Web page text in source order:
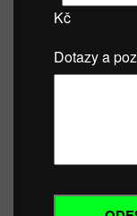
Kč
Dotazy a